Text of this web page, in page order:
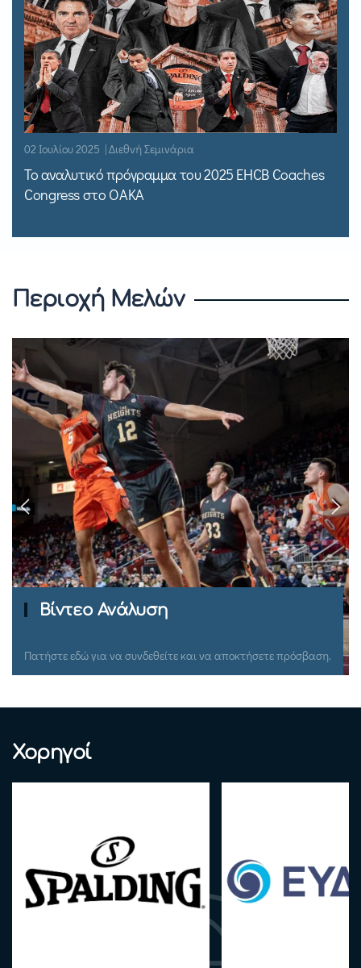
02 Ιουλίου 2025 | Διεθνή Σεμινάρια
Το αναλυτικό πρόγραμμα του 2025 EHCB Coaches
Congress στο ΟΑΚΑ
Περιοχή Μελών
Ομιλίες Σεμιναρίων
Πατήστε εδώ για να συνδεθείτε και να αποκτήσετε πρόσβαση.
Χορηγοί